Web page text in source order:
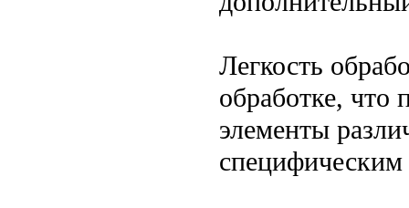
Легкость
обработке, что
элементы
специфическим